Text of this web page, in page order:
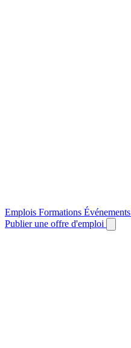
Emplois Formations Événements
Publier une offre d'emploi